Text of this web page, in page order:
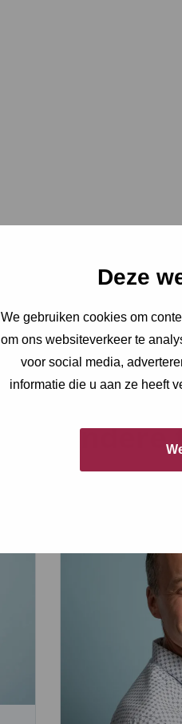
Deze
We gebruiken cookies om
om ons websiteverkeer te
voor social media,
informatie die u aan ze heeft